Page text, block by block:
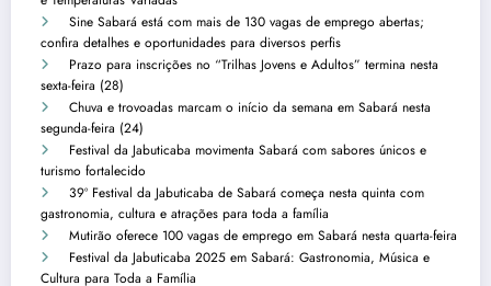
Sine Sabará está com mais de 130 vagas de emprego abertas;
confira detalhes e oportunidades para diversos perfis
Prazo para inscrições no “Trilhas Jovens e Adultos” termina nesta
sexta-feira (28)
Chuva e trovoadas marcam o início da semana em Sabará nesta
segunda-feira (24)
Festival da Jabuticaba movimenta Sabará com sabores únicos e
turismo fortalecido
39º Festival da Jabuticaba de Sabará começa nesta quinta com
gastronomia, cultura e atrações para toda a família
Mutirão oferece 100 vagas de emprego em Sabará nesta quarta-feira
Festival da Jabuticaba 2025 em Sabará: Gastronomia, Música e
Cultura para Toda a Família